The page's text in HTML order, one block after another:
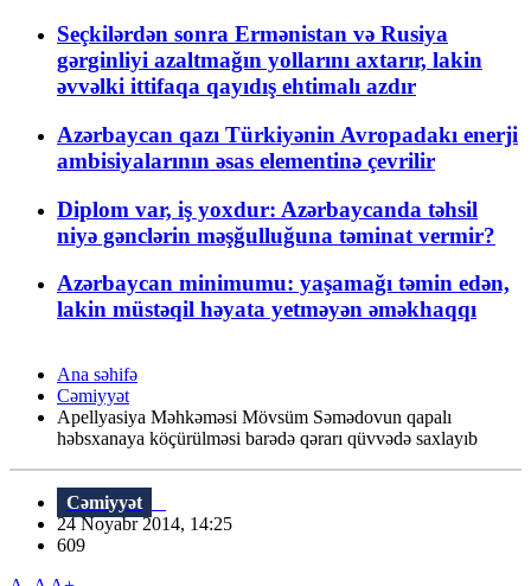
Seçkilərdən sonra Ermənistan və Rusiya
gərginliyi azaltmağın yollarını axtarır, lakin
əvvəlki ittifaqa qayıdış ehtimalı azdır
Azərbaycan qazı Türkiyənin Avropadakı enerji
ambisiyalarının əsas elementinə çevrilir
Diplom var, iş yoxdur: Azərbaycanda təhsil
niyə gənclərin məşğulluğuna təminat vermir?
Azərbaycan minimumu: yaşamağı təmin edən,
lakin müstəqil həyata yetməyən əməkhaqqı
Ana səhifə
Cəmiyyət
Apellyasiya Məhkəməsi Mövsüm Səmədovun qapalı
həbsxanaya köçürülməsi barədə qərarı qüvvədə saxlayıb
Cəmiyyət
24 Noyabr 2014, 14:25
609